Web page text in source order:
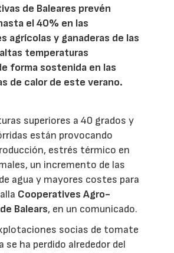
de Baleares prevén
el 40% en las
agrícolas y ganaderas de las
temperaturas
forma sostenida en las
de calor de este verano.
superiores a 40 grados y
están provocando
estrés térmico en
un incremento de las
agua y mayores costes para
Cooperatives Agro-
Balears, en un comunicado.
socias de tomate
se ha perdido alrededor del